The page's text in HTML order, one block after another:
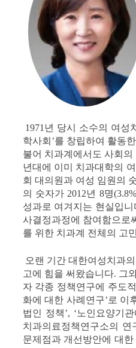
1971년 당시 소수의 여성
학사회’를 창립하여 활동
불어 치과계에서도 사회
년대에 이미 치과대학의
회 대의원과 여성 임원의
의 숫자가 2012년 8명
성과로 여겨지는 현실입
사결정과정에 참여함으로
를 위한 치과계 전체의 고
오랜 기간 대한여성치과
고에 힘을 써왔습니다. 그
자 각종 정책연구에 주도
화에 대한 사례연구’로 이
법인 정책’, ‘노인요양기
치과의료정책연구소의
문제점과 개선방안에 대